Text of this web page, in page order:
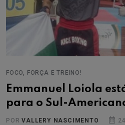
FOCO, FORÇA E TREINO!
Emmanuel Loiola
para o Sul-
PORVALLERY NASCIMENTO